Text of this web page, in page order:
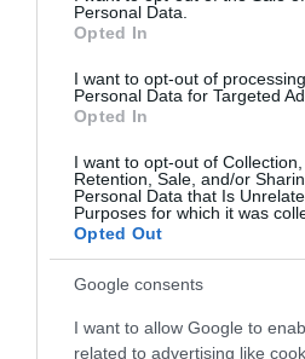
Personal Data.
Opted In
I want to opt-out of
Personal Data for Targeted
Opted In
I want to opt-out of Collection,
Retention, Sale, and/or
Personal Data that Is
Purposes for which it was
Opted Out
Google consents
I want to allow Google to
related to advertising like